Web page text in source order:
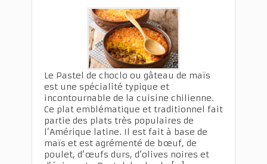
Le Pastel de choclo ou gâteau de maïs
est une spécialité typique et
incontournable de la cuisine chilienne.
Ce plat emblématique et traditionnel fait
partie des plats très populaires de
l’Amérique latine. Il est fait à base de
maïs et est agrémenté de bœuf, de
poulet, d’œufs durs, d’olives noires et